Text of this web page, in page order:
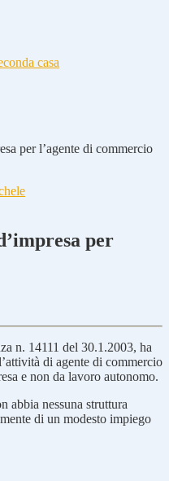
casa
per l’agente di commercio
per
n. 14111 del 30.1.2003, ha
di agente di commercio
e non da lavoro autonomo.
abbia nessuna struttura
di un modesto impiego